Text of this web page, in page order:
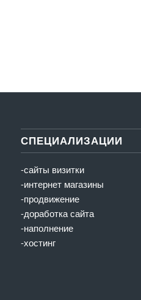
СПЕЦИАЛИЗАЦИИ
-сайты визитки
-интернет магазины
-продвижение
-доработка сайта
-наполнение
-хостинг